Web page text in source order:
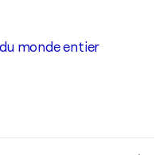
monde entier